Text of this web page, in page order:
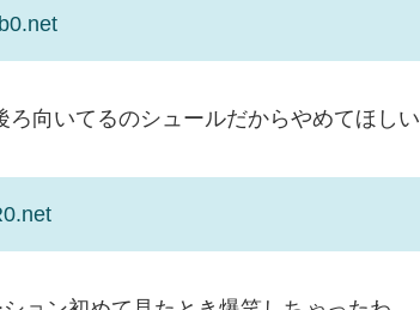
向いてるのシュールだからやめてほしい